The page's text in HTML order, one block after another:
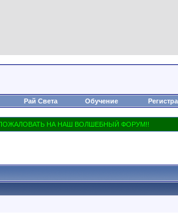
Рай Света Обучение